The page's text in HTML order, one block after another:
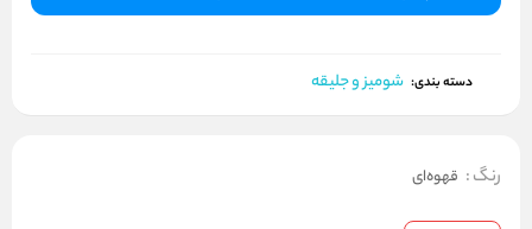
دسته بندی: شومیز و جلیقه
رنگ: قهوه‌ای